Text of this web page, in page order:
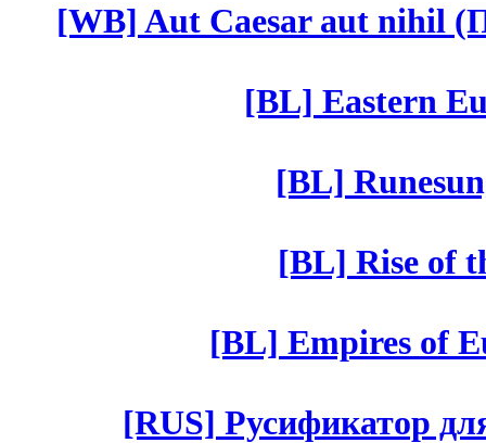
[WB] Aut Caesar aut nihil
[BL] Eastern
[BL]
[BL] Rise of
[BL] Empires of
[RUS] Русификатор